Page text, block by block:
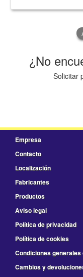
¿No
Solicitar
Empresa
Contacto
Localización
Fabricantes
Productos
Aviso legal
Política de privacidad
Política de cookies
Condiciones generales
Cambios y